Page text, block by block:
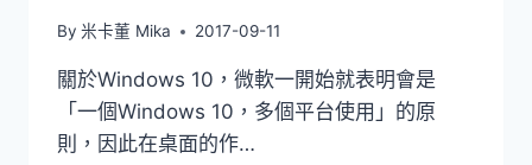
By 米卡董 Mika 2017-09-11
關於Windows 10，微軟一開始就表明會是
「一個Windows 10，多個平台使用」的原
則，因此在桌面的作…